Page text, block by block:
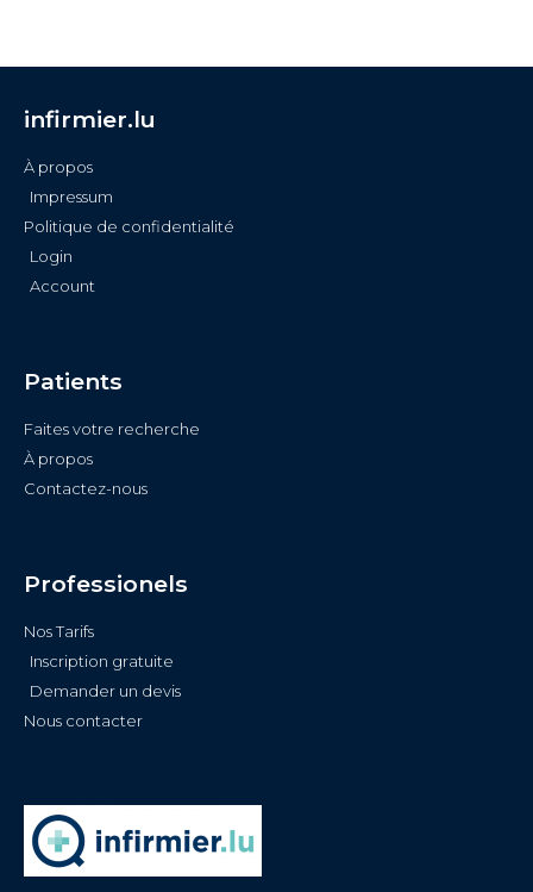
infirmier.lu
À propos
Impressum
Politique de confidentialité
Login
Account
Patients
Faites votre recherche
À propos
Contactez-nous
Professionels
Nos Tarifs
Inscription gratuite
Demander un devis
Nous contacter